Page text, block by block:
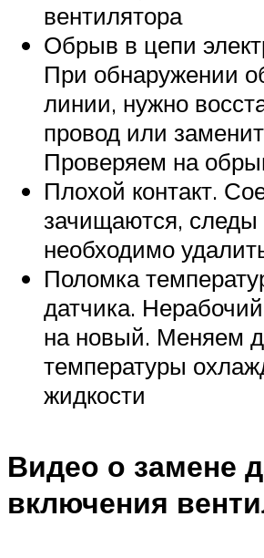
вентилятора
Обрыв в цепи
При обнаружении
линии, нужно
провод или
Проверяем на
Плохой контакт.
зачищаются, следы
необходимо
Поломка
датчика.
на новый. Меняем
температуры
жидкости
Видео о замене
включения